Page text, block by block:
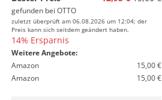
gefunden bei OTTO
zuletzt überprüft am 06.08.2026 um 12:04; der
Preis kann sich seitdem geändert haben.
14% Ersparnis
Weitere Angebote:
Amazon
15,00 €
Amazon
15,00 €